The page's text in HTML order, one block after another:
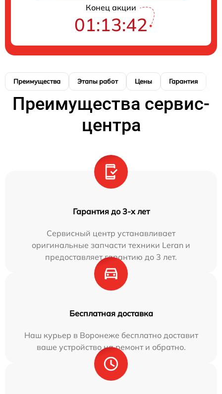
Конец акции
01:13:41
Преимущества Этапы работ Цены Гарантия
Преимущества сервис-
центра
Гарантия до 3-х лет
Сервисный центр устанавливает
оригинальные запчасти техники Leran и
предоставляет гарантию до 3 лет.
Бесплатная доставка
Наш курьер в Воронеже бесплатно доставит
ваше устройство на ремонт и обратно.